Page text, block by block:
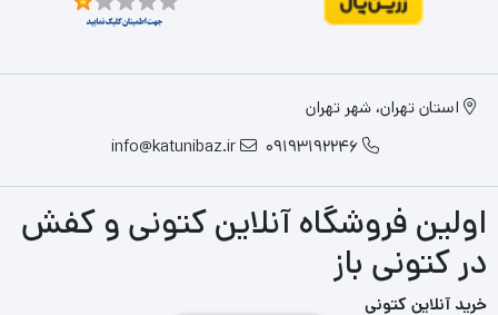
استان تهران، شهر تهران
09193192246
info@katunibaz.ir
اولین فروشگاه آنلاین کتونی و کفش
در کتونی باز
خرید آنلاین کتونی